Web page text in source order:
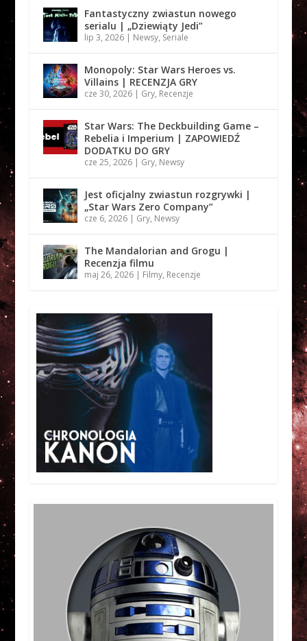
Fantastyczny zwiastun nowego
serialu | „Dziewiąty Jedi”
lip 3, 2026| Newsy, Seriale
Monopoly: Star Wars Heroes vs.
Villains | RECENZJA GRY
cze 30, 2026| Gry, Recenzje
Star Wars: The Deckbuilding Game –
Rebelia i Imperium | ZAPOWIEDŹ
DODATKU DO GRY
cze 25, 2026| Gry, Newsy
Jest oficjalny zwiastun rozgrywki |
„Star Wars Zero Company”
cze 6, 2026| Gry, Newsy
The Mandalorian and Grogu |
Recenzja filmu
maj 26, 2026| Filmy, Recenzje